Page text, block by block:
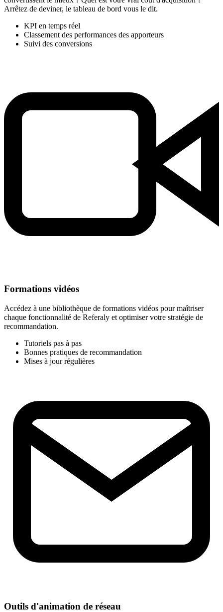
Arrêtez de deviner, le tableau de bord vous le dit.
KPI en temps réel
Classement des performances des apporteurs
Suivi des conversions
Formations vidéos
Accédez à une bibliothèque de formations vidéos pour maîtriser
chaque fonctionnalité de Referaly et optimiser votre stratégie de
recommandation.
Tutoriels pas à pas
Bonnes pratiques de recommandation
Mises à jour régulières
Outils d'animation de réseau